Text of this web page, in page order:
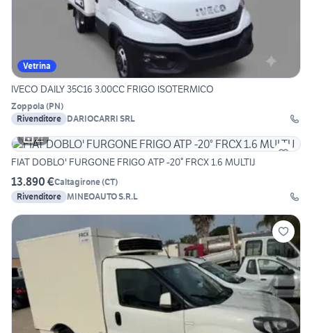
Vetrina
IVECO DAILY 35C16 3.00CC FRIGO ISOTERMICO
Zoppola (PN)
Rivenditore DARIOCARRI SRL
21
FIAT DOBLO' FURGONE FRIGO ATP -20° FRCX 1.6 MULTIJ
13.890 €Caltagirone(CT)
Rivenditore MINEOAUTO S.R.L